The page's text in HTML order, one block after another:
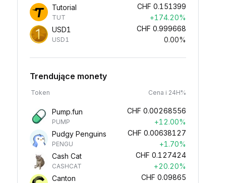
Tutorial
TUT
CHF 0.151399
+174.20%
USD1
USD1
CHF 0.999668
0.00%
Trendujące monety
Token Cena i 24H%
Pump.fun
PUMP
CHF 0.00268556
+12.00%
Pudgy Penguins
PENGU
CHF 0.00638127
+1.70%
Cash Cat
CASHCAT
CHF 0.127424
+20.20%
Canton
CHF 0.09865